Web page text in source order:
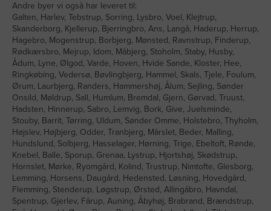
Andre byer vi også har leveret til:
Galten, Harlev, Tebstrup, Sorring, Lysbro, Voel, Klejtrup,
Skanderborg, Kjellerup, Bjerringbro, Ans, Langå, Haderup, Herrup,
Hagebro, Mogenstrup, Borbjerg, Mønsted, Ravnstrup, Finderup,
Rødkærsbro, Mejrup, Idom, Måbjerg, Stoholm, Staby, Husby,
Ådum, Lyne, Ølgod, Varde, Hoven, Hvide Sande, Kloster, Hee,
Ringkøbing, Vedersø, Bøvlingbjerg, Hammel, Skals, Tjele, Foulum,
Ørum, Laurbjerg, Randers, Hammershøj, Ålum, Sejling, Sønder
Onsild, Møldrup, Sall, Humlum, Bremdal, Gjern, Gørvad, Truust,
Hadsten, Hinnerup, Sabro, Lemvig, Bork, Give, Juelsminde,
Stouby, Barrit, Tørring, Uldum, Sønder Omme, Holstebro, Thyholm,
Højslev, Højbjerg, Odder, Tranbjerg, Mårslet, Beder, Malling,
Hundslund, Solbjerg, Hasselager, Hørning, Trige, Ebeltoft, Rønde,
Knebel, Balle, Sporup, Grenaa, Lystrup, Hjortshøj, Skødstrup,
Hornslet, Mørke, Ryomgård, Kolind, Trustrup, Nimtofte, Glesborg,
Lemming, Horsens, Daugård, Hedensted, Løsning, Hovedgård,
Flemming, Stenderup, Løgstrup, Ørsted, Allingåbro, Havndal,
Spentrup, Gjerlev, Fårup, Auning, Åbyhøj, Brabrand, Brændstrup,